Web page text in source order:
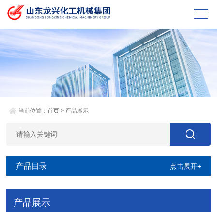
当前位置：首页 > 产品展示
产品目录 点击展开+
产品展示